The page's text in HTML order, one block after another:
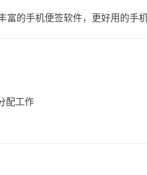
富的手机便签软件，更好用的手
配工作